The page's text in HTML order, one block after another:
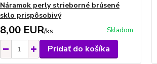
Náramok perly strieborné brúsené
sklo prispôsobivý
8,00 EUR/ks Skladom
Pridať do košíka